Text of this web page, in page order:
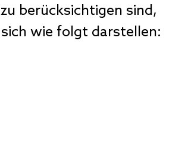
berücksichtigen sind,
wie folgt darstellen: